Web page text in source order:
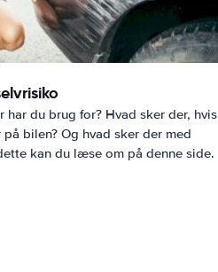
har du brug for? Hvad sker der, hvis
bilen? Og hvad sker der med
kan du læse om på denne side.